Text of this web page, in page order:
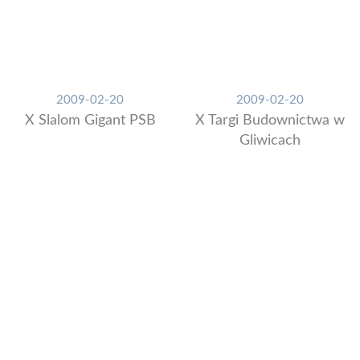
2009-02-20
X Slalom Gigant PSB
2009-02-20
X Targi Budownictwa w
Gliwicach